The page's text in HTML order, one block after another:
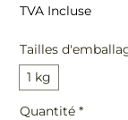
TVA Incluse
Tailles
1 kg
Quantité *